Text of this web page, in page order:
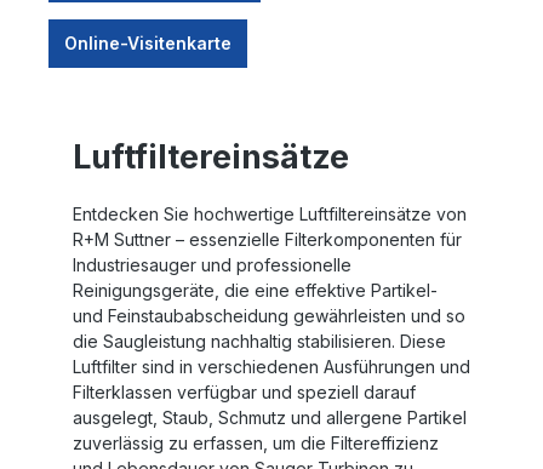
Online-Visitenkarte
Luftfiltereinsätze
Entdecken Sie hochwertige Luftfiltereinsätze von
R+M Suttner – essenzielle Filterkomponenten für
Industriesauger und professionelle
Reinigungsgeräte, die eine effektive Partikel-
und Feinstaubabscheidung gewährleisten und so
die Saugleistung nachhaltig stabilisieren. Diese
Luftfilter sind in verschiedenen Ausführungen und
Filterklassen verfügbar und speziell darauf
ausgelegt, Staub, Schmutz und allergene Partikel
zuverlässig zu erfassen, um die Filtereffizienz